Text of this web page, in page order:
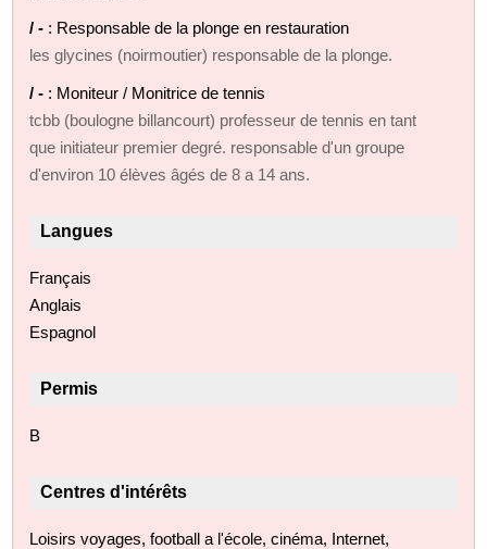
/ - : Responsable de la plonge en restauration
les glycines (noirmoutier) responsable de la plonge.
/ - : Moniteur / Monitrice de tennis
tcbb (boulogne billancourt) professeur de tennis en tant
que initiateur premier degré. responsable d'un groupe
d'environ 10 élèves âgés de 8 a 14 ans.
Langues
Français
Anglais
Espagnol
Permis
B
Centres d'intérêts
Loisirs voyages, football a l'école, cinéma, Internet,